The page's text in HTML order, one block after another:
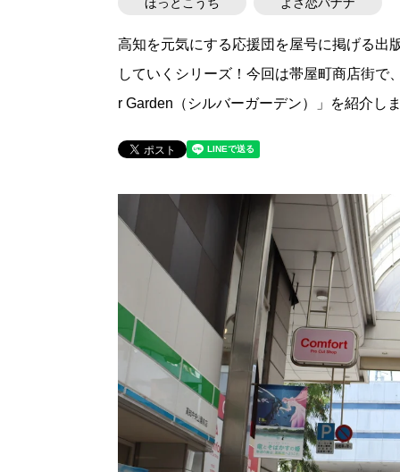
高知を元気にする応援団を屋号に掲げる出
していくシリーズ！今回は帯屋町商店街
r Garden（シルバーガーデン）」を紹介し